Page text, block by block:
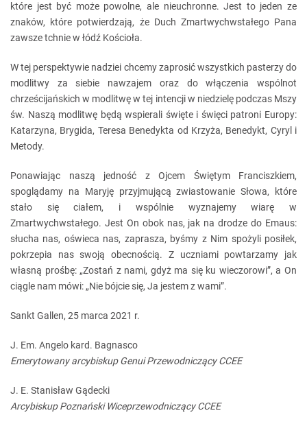
które jest być może powolne, ale nieuchronne. Jest to jeden ze
znaków, które potwierdzają, że Duch Zmartwychwstałego Pana
zawsze tchnie w łódź Kościoła.
W tej perspektywie nadziei chcemy zaprosić wszystkich pasterzy do
modlitwy za siebie nawzajem oraz do włączenia wspólnot
chrześcijańskich w modlitwę w tej intencji w niedzielę podczas Mszy
św. Naszą modlitwę będą wspierali święte i święci patroni Europy:
Katarzyna, Brygida, Teresa Benedykta od Krzyża, Benedykt, Cyryl i
Metody.
Ponawiając naszą jedność z Ojcem Świętym Franciszkiem,
spoglądamy na Maryję przyjmującą zwiastowanie Słowa, które
stało się ciałem, i wspólnie wyznajemy wiarę w
Zmartwychwstałego. Jest On obok nas, jak na drodze do Emaus:
słucha nas, oświeca nas, zaprasza, byśmy z Nim spożyli posiłek,
pokrzepia nas swoją obecnością. Z uczniami powtarzamy jak
własną prośbę: „Zostań z nami, gdyż ma się ku wieczorowi”, a On
ciągle nam mówi: „Nie bójcie się, Ja jestem z wami”.
Sankt Gallen, 25 marca 2021 r.
J. Em. Angelo kard. Bagnasco
Emerytowany arcybiskup Genui Przewodniczący CCEE
J. E. Stanisław Gądecki
Arcybiskup Poznański Wiceprzewodniczący CCEE